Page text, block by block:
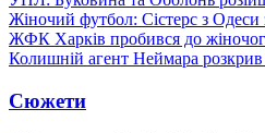
Жіночий футбол: Сістерс з
ЖФК Харків пробився до
Колишній агент Неймара
Сюжети